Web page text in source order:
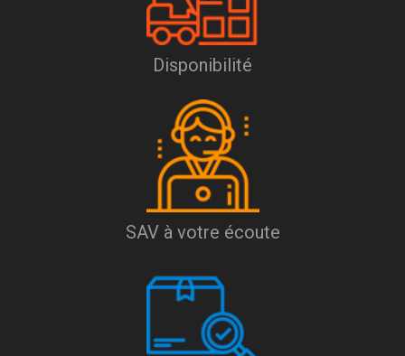
Disponibilité
SAV à votre écoute